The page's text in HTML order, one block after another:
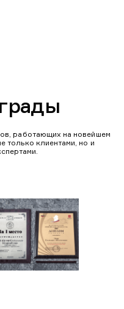
работающих на новейшем
только клиентами, но и